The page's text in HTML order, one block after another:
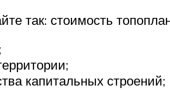
так: стоимость
капитальных строений;